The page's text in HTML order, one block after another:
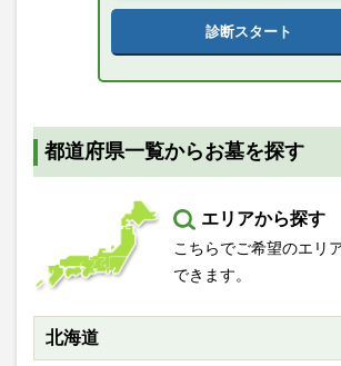
診断スタート
都道府県一覧からお墓を探す
エリアから探す
こちらでご希望のエリ
できます。
北海道